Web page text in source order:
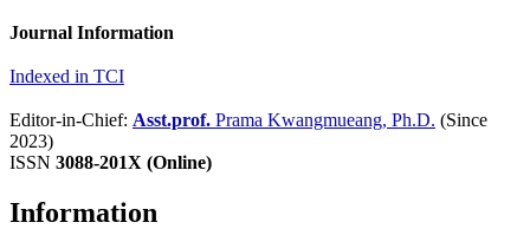
Journal Information
Indexed in TCI
Editor-in-Chief: Asst.prof. Prama Kwangmueang, Ph.D. (Since
2023)
ISSN 3088-201X (Online)
Information